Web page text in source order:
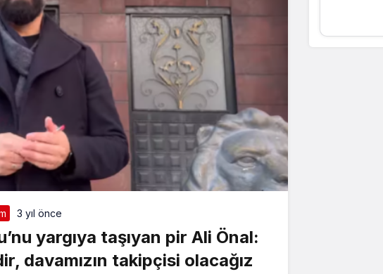
3 yıl önce
yargıya taşıyan pir Ali Önal:
davamızın takipçisi olacağız